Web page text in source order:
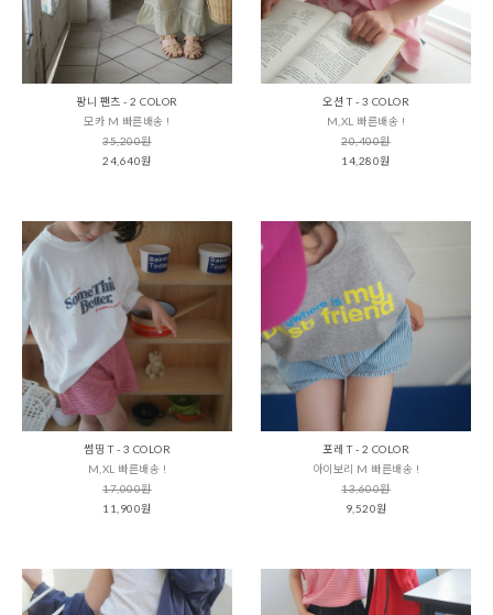
팡니 팬츠 - 2 COLOR
모카 M 빠른배송 !
35,200원
24,640원
오션 T - 3 COLOR
M,XL 빠른배송 !
20,400원
14,280원
썸띵 T - 3 COLOR
M,XL 빠른배송 !
17,000원
11,900원
포레 T - 2 COLOR
아이보리 M 빠른배송 !
13,600원
9,520원